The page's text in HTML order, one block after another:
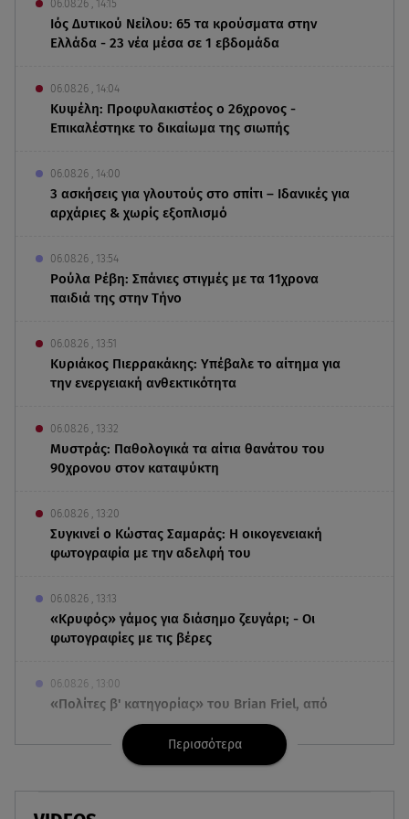
06.08.26 , 14:15
Ιός Δυτικού Νείλου: 65 τα κρούσματα στην
Ελλάδα - 23 νέα μέσα σε 1 εβδομάδα
06.08.26 , 14:04
Κυψέλη: Προφυλακιστέος ο 26χρονος -
Επικαλέστηκε το δικαίωμα της σιωπής
06.08.26 , 14:00
3 ασκήσεις για γλουτούς στο σπίτι – Ιδανικές για
αρχάριες & χωρίς εξοπλισμό
06.08.26 , 13:54
Ρούλα Ρέβη: Σπάνιες στιγμές με τα 11χρονα
παιδιά της στην Τήνο
06.08.26 , 13:51
Κυριάκος Πιερρακάκης: Υπέβαλε το αίτημα για
την ενεργειακή ανθεκτικότητα
06.08.26 , 13:32
Μυστράς: Παθολογικά τα αίτια θανάτου του
90χρονου στον καταψύκτη
06.08.26 , 13:20
Συγκινεί ο Κώστας Σαμαράς: Η οικογενειακή
φωτογραφία με την αδελφή του
06.08.26 , 13:13
«Κρυφός» γάμος για διάσημο ζευγάρι; - Οι
φωτογραφίες με τις βέρες
06.08.26 , 13:00
«Πολίτες β' κατηγορίας» του Brian Friel, από
Δευτέρα 5 Οκτωβρίου
Dacia: Πρωταγωνιστεί και στον στίβο
Περισσότερα